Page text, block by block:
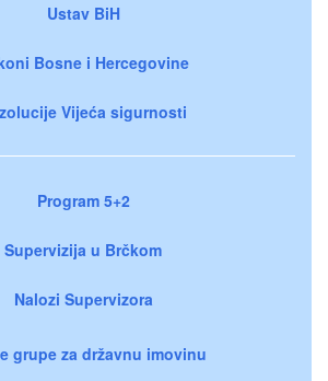
Ustav BiH
Bosne i Hercegovine
Vijeća sigurnosti
Program 5+2
Supervizija u Brčkom
Nalozi Supervizora
grupe za državnu imovinu